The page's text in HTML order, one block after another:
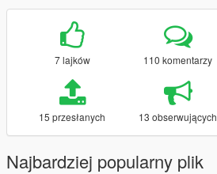
7 lajków 110 komentarzy
15 przesłanych 13 obserwujących
Najbardziej popularny plik